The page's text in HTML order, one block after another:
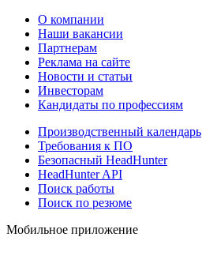
О компании
Наши вакансии
Партнерам
Реклама на сайте
Новости и статьи
Инвесторам
Кандидаты по профессиям
Производственный календарь
Требования к ПО
Безопасный HeadHunter
HeadHunter API
Поиск работы
Поиск по резюме
Мобильное приложение